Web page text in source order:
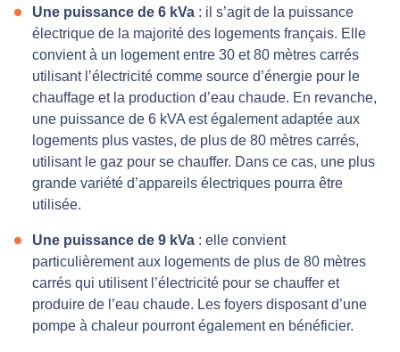
Une puissance de 6 kVa : il s’agit de la puissance
électrique de la majorité des logements français. Elle
convient à un logement entre 30 et 80 mètres carrés
utilisant l’électricité comme source d’énergie pour le
chauffage et la production d’eau chaude. En revanche,
une puissance de 6 kVA est également adaptée aux
logements plus vastes, de plus de 80 mètres carrés,
utilisant le gaz pour se chauffer. Dans ce cas, une plus
grande variété d’appareils électriques pourra être
utilisée.
Une puissance de 9 kVa : elle convient
particulièrement aux logements de plus de 80 mètres
carrés qui utilisent l’électricité pour se chauffer et
produire de l’eau chaude. Les foyers disposant d’une
pompe à chaleur pourront également en bénéficier.